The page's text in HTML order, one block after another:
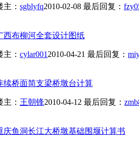
主： sgblyfq2010-02-08 最后回复：
西布柳河全套设计图纸
主： cylar0012010-04-21 最后回复：
续桥面简支梁桥墩台计算
主： 王朝锋2010-04-12 最后回复：
庆鱼洞长江大桥墩基础围堰计算书